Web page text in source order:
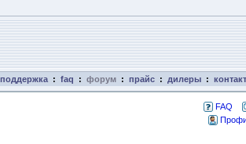
: faq : форум : прайс : дилеры :
FAQ